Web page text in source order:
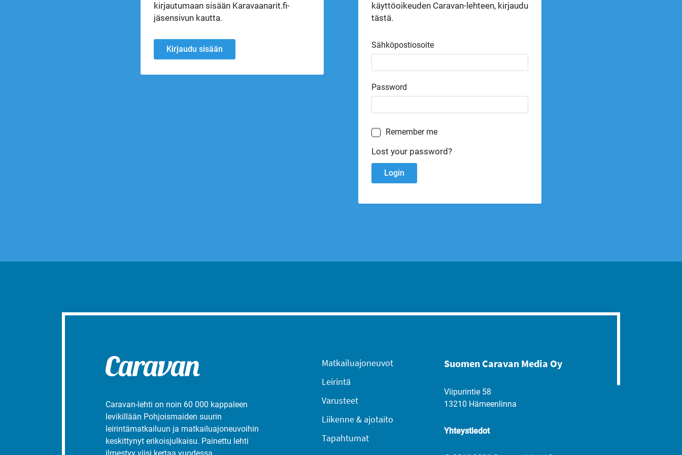
kirjautumaan sisään Karavaanarit.fi-
jäsensivun kautta.
Kirjaudu sisään
käyttöoikeuden Caravan-lehteen, kirjaudu
tästä.
Sähköpostiosoite
Password
Remember me
Lost your password?
Caravan-lehti on noin 60 000 kappaleen
levikillään Pohjoismaiden suurin
leirintämatkailuun ja matkailuajoneuvoihin
keskittynyt erikoisjulkaisu. Painettu lehti
ilmestyy viisi kertaa vuodessa.
Matkailuajoneuvot
Leirintä
Varusteet
Liikenne & ajotaito
Tapahtumat
Suomen Caravan Media Oy
Viipurintie 58
13210 Hämeenlinna
Yhteystiedot